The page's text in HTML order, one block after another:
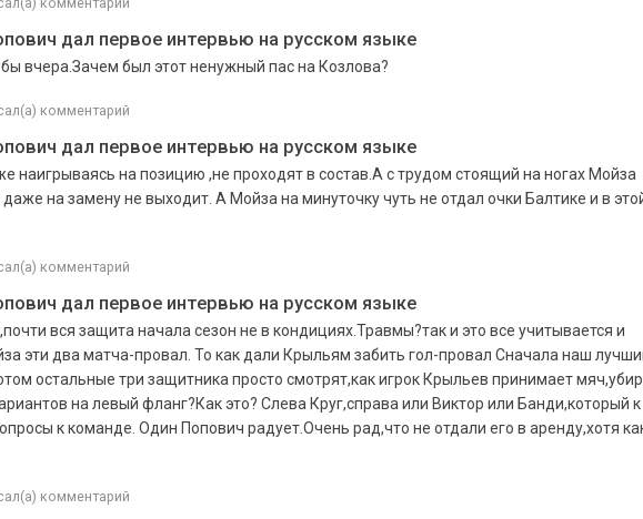
дал первое интервью на русском языке
вчера.Зачем был этот ненужный пас на Козлова?
комментарий
дал первое интервью на русском языке
наигрываясь на позицию ,не проходят в состав.А с трудом стоящий на ногах Мойза
на замену не выходит. А Мойза на минуточку чуть не отдал очки Балтике и в
комментарий
дал первое интервью на русском языке
вся защита начала сезон не в кондициях.Травмы?так и это все учитывается и
эти два матча-провал. То как дали Крыльям забить гол-провал Сначала наш
остальные три защитника просто смотрят,как игрок Крыльев принимает
на левый фланг?Как это? Слева Круг,справа или Виктор или Банди,который к
к команде. Один Попович радует.Очень рад,что не отдали его в аренду,хотя
комментарий